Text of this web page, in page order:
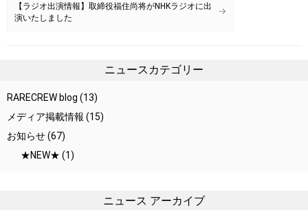
【ラジオ出演情報】取締役福住尚将がNHKラジオに出
演いたしました
ニュースカテゴリー
RARECREW blog (13)
メディア掲載情報 (15)
お知らせ(67)
★NEW★ (1)
ニュース アーカイブ